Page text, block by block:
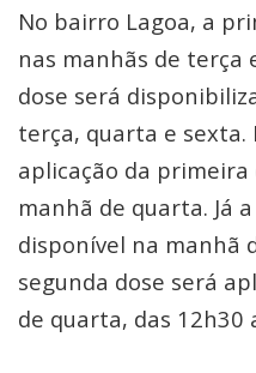
No bairro Lagoa, a
nas manhãs de terça
dose será
terça, quarta e sexta.
aplicação da primeira
manhã de quarta. Já
disponível na manhã
segunda dose será
de quarta, das 12h30